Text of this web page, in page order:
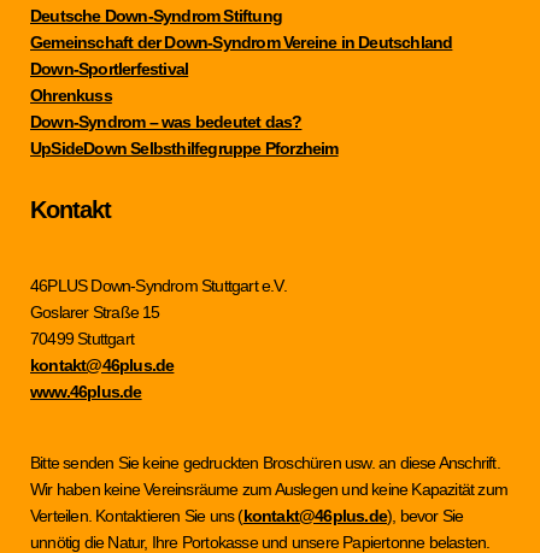
Deutsche Down-Syndrom Stiftung
Gemeinschaft der Down-Syndrom Vereine in Deutschland
Down-Sportlerfestival
Ohrenkuss
Down-Syndrom – was bedeutet das?
UpSideDown Selbsthilfegruppe Pforzheim
Kontakt
46PLUS Down-Syndrom Stuttgart e.V.
Goslarer Straße 15
70499 Stuttgart
kontakt@46plus.de
www.46plus.de
Bitte senden Sie keine gedruckten Broschüren usw. an diese Anschrift.
Wir haben keine Vereinsräume zum Auslegen und keine Kapazität zum
Verteilen. Kontaktieren Sie uns (kontakt@46plus.de), bevor Sie
unnötig die Natur, Ihre Portokasse und unsere Papiertonne belasten.